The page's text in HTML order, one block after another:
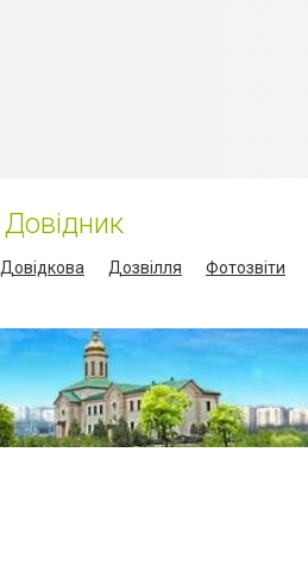
Довідник
Довідкова Дозвілля Фотозвіти